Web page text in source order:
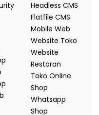
Headless CMS
Flatfile CMS
Mobile Web
Website Toko
Website
Restoran
Toko Online
Shop
Whatsapp
Shop